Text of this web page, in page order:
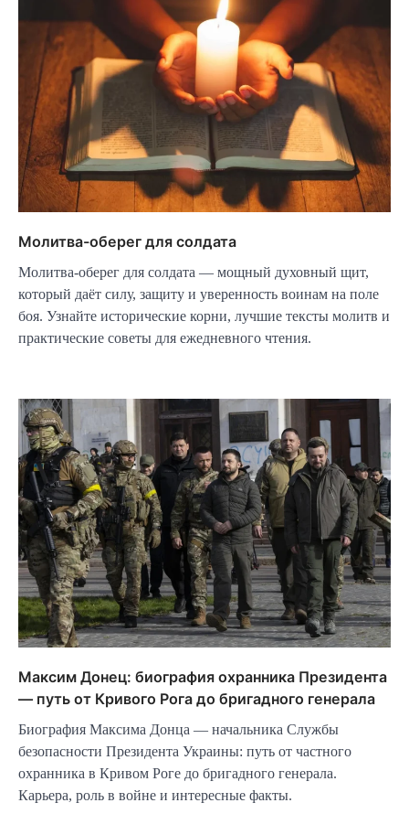
Молитва-оберег для солдата
Молитва-оберег для солдата — мощный духовный щит,
который даёт силу, защиту и уверенность воинам на поле
боя. Узнайте исторические корни, лучшие тексты молитв и
практические советы для ежедневного чтения.
Максим Донец: биография охранника Президента
— путь от Кривого Рога до бригадного генерала
Биография Максима Донца — начальника Службы
безопасности Президента Украины: путь от частного
охранника в Кривом Роге до бригадного генерала.
Карьера, роль в войне и интересные факты.